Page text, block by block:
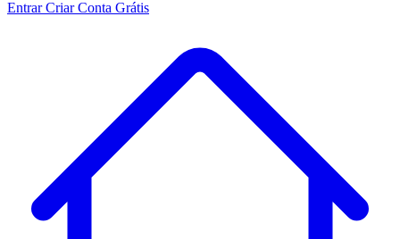
EntrarCriar Conta Grátis